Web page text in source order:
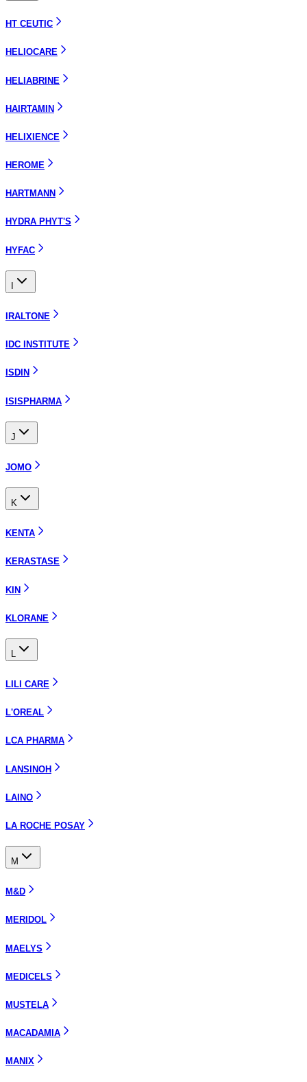
HT CEUTIC
HELIOCARE
HELIABRINE
HAIRTAMIN
HELIXIENCE
HEROME
HARTMANN
HYDRA PHYT'S
HYFAC
IRALTONE
IDC INSTITUTE
ISDIN
ISISPHARMA
J
JOMO
K
KENTA
KERASTASE
KIN
KLORANE
LILI CARE
L'OREAL
LCA PHARMA
LANSINOH
LAINO
LA ROCHE POSAY
M
M&D
MERIDOL
MAELYS
MEDICELS
MUSTELA
MACADAMIA
MANIX